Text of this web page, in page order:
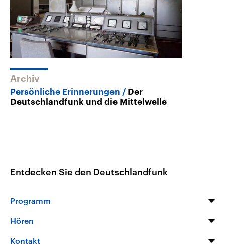
Archiv
Persönliche Erinnerungen
Der
Deutschlandfunk und die Mittelwelle
Entdecken Sie den Deutschlandfunk
Programm
Programm
Die Nachrichten
Hören
Livestream
Kontakt